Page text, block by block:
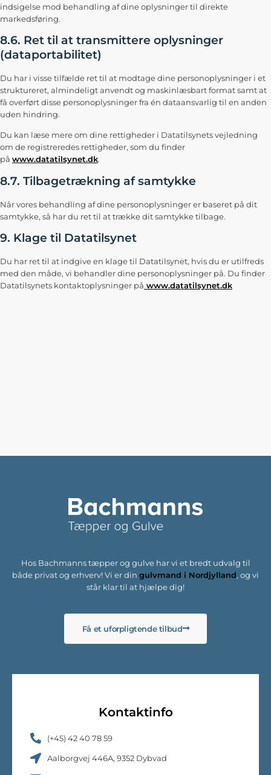
indsigelse mod behandling af dine oplysninger til direkte
markedsføring.
8.6. Ret til at transmittere oplysninger
(dataportabilitet)
Du har i visse tilfælde ret til at modtage dine personoplysninger i et
struktureret, almindeligt anvendt og maskinlæsbart format samt at
få overført disse personoplysninger fra én dataansvarlig til en anden
uden hindring.
Du kan læse mere om dine rettigheder i Datatilsynets vejledning
om de registreredes rettigheder, som du finder
på www.datatilsynet.dk.
8.7. Tilbagetrækning af samtykke
Når vores behandling af dine personoplysninger er baseret på dit
samtykke, så har du ret til at trække dit samtykke tilbage.
9. Klage til Datatilsynet
Du har ret til at indgive en klage til Datatilsynet, hvis du er utilfreds
med den måde, vi behandler dine personoplysninger på. Du finder
Datatilsynets kontaktoplysninger på www.datatilsynet.dk
Hos Bachmanns tæpper og gulve har vi et bredt udvalg til
både privat og erhverv! Vi er din gulvmand i Nordjylland, og vi
står klar til at hjælpe dig!
Få et uforpligtende tilbud
Kontaktinfo
(+45) 42 40 78 59
Aalborgvej 446A, 9352 Dybvad